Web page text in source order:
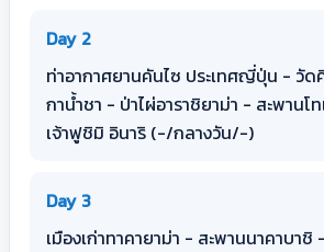
Day 2
ท่าอากาศยานคันไซ ประเทศญี่ปุ่น - วั
กาน้ำชา - ป่าไผ่อาราชิยาม่า - สะพานโ
เจ้าฟูชิมิ อินาริ (-/กลางวัน/-)
Day 3
เมืองเก่าทาคายาม่า - สะพานนาคาบา